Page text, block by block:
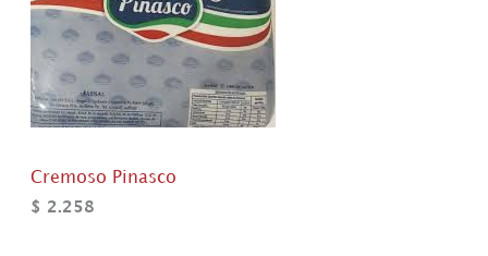
Cremoso Pinasco
$ 2.258